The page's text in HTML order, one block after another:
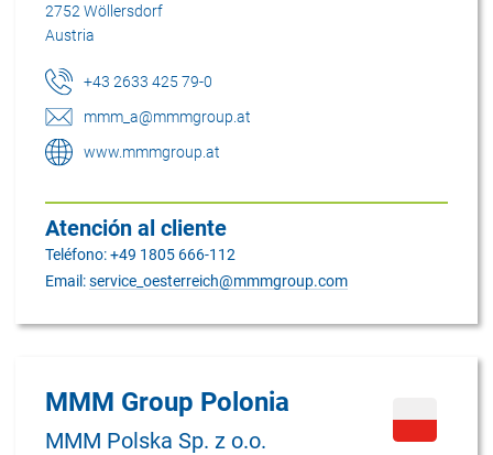
2752 Wöllersdorf
Austria
+43 2633 425 79-0
mmm_a@mmmgroup.at
www.mmmgroup.at
Atención al cliente
Teléfono: +49 1805 666-112
Email:service_oesterreich@mmmgroup.com
MMM Group Polonia
MMM Polska Sp. z o.o.